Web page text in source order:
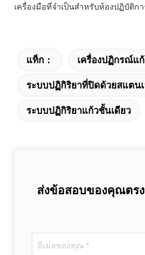
เครื่องมือที่จําเป็นสําหรับห้องปฏิบัติก
แท็ก： เครื่องปฏิกรณ์แ
ระบบปฏิกิริยาที่ปิดด้วยสแตน
ระบบปฏิกิริยาแก้วชั้นเดียว
ส่งข้อสอบของคุณตรง